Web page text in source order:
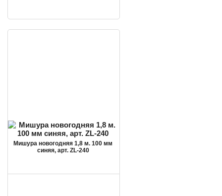
Мишура новогодняя 1,8 м. 100 мм
синяя, арт. ZL-240